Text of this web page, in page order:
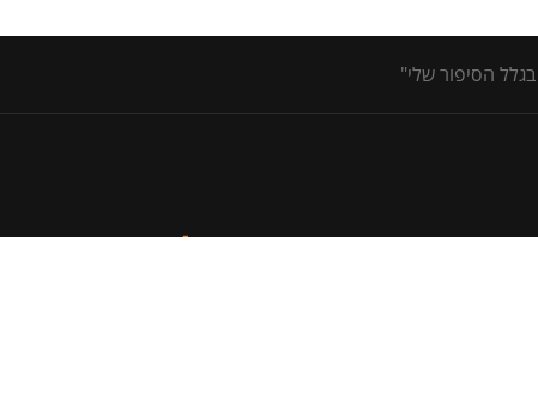
הסיפור שלי"
מקבוצת קול רגע